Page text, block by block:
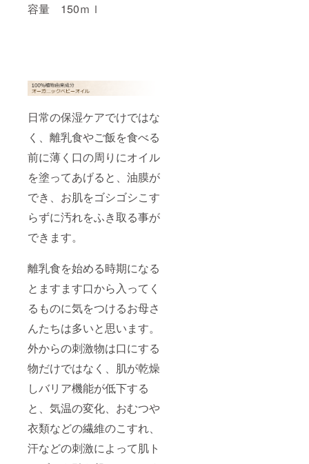
容量 150ｍｌ
日常の保湿ケアでけではな
く、離乳食やご飯を食べる
前に薄く口の周りにオイル
を塗ってあげると、油膜が
でき、お肌をゴシゴシこす
らずに汚れをふき取る事が
できます。
離乳食を始める時期になる
とますます口から入ってく
るものに気をつけるお母さ
んたちは多いと思います。
外からの刺激物は口にする
物だけではなく、肌が乾燥
しバリア機能が低下する
と、気温の変化、おむつや
衣類などの繊維のこすれ、
汗などの刺激によって肌ト